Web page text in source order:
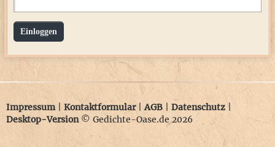
Einloggen
Impressum| Kontaktformular|AGB Datenschutz
Desktop-Version© Gedichte-Oase.de 2026